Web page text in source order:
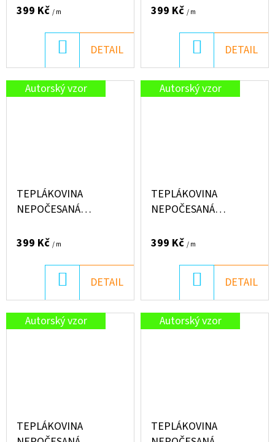
JEZEVČÍK SLEČNA
399 Kč / m
KOŠÍKU
DETAIL
KVĚTY
399 Kč / m
KOŠÍKU
DETAIL
Autorský vzor
TEPLÁKOVINA
NEPOČESANÁ
DENIM MODRÁ
399 Kč / m
KOŠÍKU
DETAIL
Autorský vzor
TEPLÁKOVINA
NEPOČESANÁ
LOVER
399 Kč / m
KOŠÍKU
DETAIL
Autorský vzor
TEPLÁKOVINA
Autorský vzor
TEPLÁKOVINA